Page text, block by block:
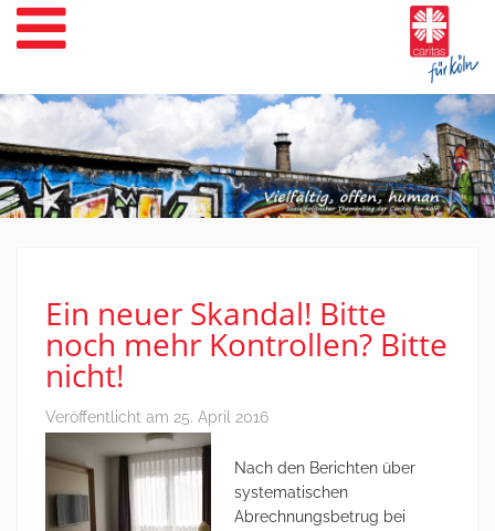
Weiter
zum
Inhalt
Ein neuer Skandal! Bitte
noch mehr Kontrollen? Bitte
nicht!
Veröffentlicht am 25. April 2016
Nach den Berichten über
systematischen
Abrechnungsbetrug bei